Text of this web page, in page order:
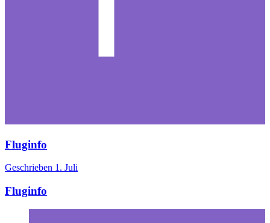
Fluginfo
Geschrieben 1. Juli
Fluginfo